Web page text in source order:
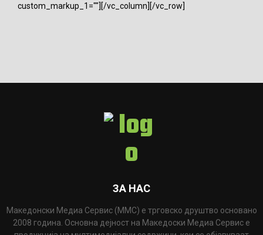
custom_markup_1=""][/vc_column][/vc_row]
ЗА НАС
Македонски Медиа Сервис (ММС) е трговско друштво основано
2008 година. Основна дејност на Македоски Медиа Сервис е